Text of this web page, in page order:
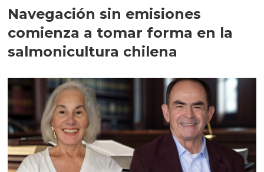
Navegación sin emisiones
comienza a tomar forma en la
salmonicultura chilena